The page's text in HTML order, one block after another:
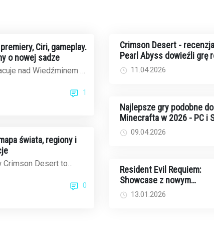
Ciri, gameplay.
o nowej sadze
nad Wiedźminem 4
1
świata, regiony i
Crimson Desert to
0
Crimson Desert -
Pearl Abyss dowieźli grę
11.04.2026
Najlepsze gry podobne do
Minecrafta w 2026 - PC i
09.04.2026
Resident Evil Requiem:
Showcase z nowym
gameplayem już w tym
- kiedy i gdzie oglądać?
13.01.2026